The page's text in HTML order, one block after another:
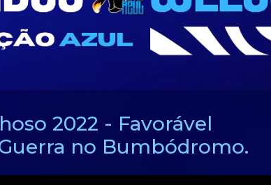
2022 - Favorável
no Bumbódromo.